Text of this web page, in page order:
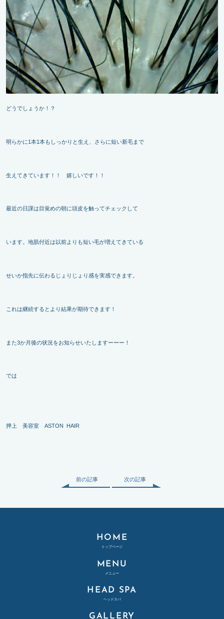
どうでしょうか！？
明らかに1本1本もしっかりと生え、さらに短い新毛まで
生えてきています！！ 嬉しいです！！
最近の日課は目覚めの朝に頭皮を触ってチェックして
います。地肌付近は以前よりも短い毛が増えてきている
せいか指先に伝わるじょりじょり感を実感できます。
これは継続するとより結果が期待できます！
また3か月後の状況をお知らせいたしますーーー！
では
押上 美容室 ASTON HAIR
前の記事 次の記事
HOME
トップページ
MENU
メニュー
HEAD SPA
ヘッドスパ
GALLERY